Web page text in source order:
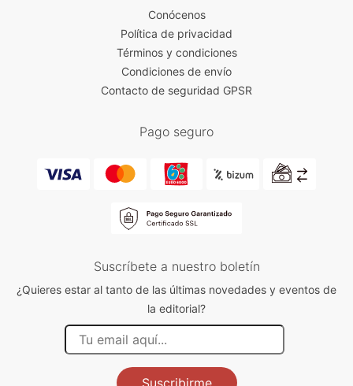
Conócenos
Política de privacidad
Términos y condiciones
Condiciones de envío
Contacto de seguridad GPSR
Pago seguro
Suscríbete a nuestro boletín
¿Quieres estar al tanto de las últimas novedades y eventos de
la editorial?